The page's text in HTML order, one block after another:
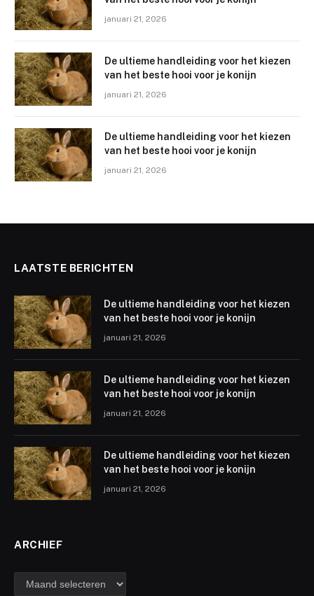
januari 21, 2026
De ultieme handleiding voor het kiezen
van het beste hooi voor je konijn
januari 21, 2026
De ultieme handleiding voor het kiezen
van het beste hooi voor je konijn
januari 21, 2026
LAATSTE BERICHTEN
De ultieme handleiding voor het kiezen
van het beste hooi voor je konijn
januari 21, 2026
De ultieme handleiding voor het kiezen
van het beste hooi voor je konijn
januari 21, 2026
De ultieme handleiding voor het kiezen
van het beste hooi voor je konijn
januari 21, 2026
ARCHIEF
archief